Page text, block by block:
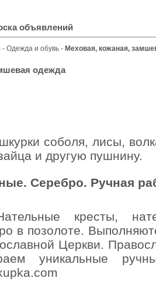
объявлений
- Одежда и обувь - Меховая, кожаная,
одежда
соболя, лисы,
и другую пушнину.
Серебро. Ручная
кресты,
в позолоте.
Церкви.
уникальные